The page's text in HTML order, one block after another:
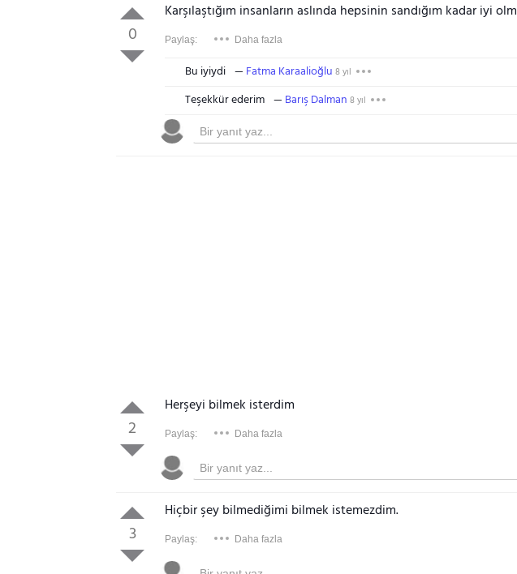
0
Karşılaştığım insanların aslında hepsinin sandığım kadar iyi
Paylaş: Daha fazla
Bu iyiydi Fatma Karaalioğlu 8 yıl
Teşekkür ederim Barış Dalman 8 yıl
2
Herşeyi bilmek isterdim
Paylaş: Daha fazla
3
Hiçbir şey bilmediğimi bilmek istemezdim.
Paylaş: Daha fazla